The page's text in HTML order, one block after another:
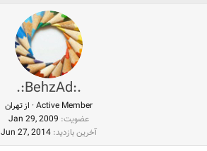
.:BehzAd:.
Active Member
· ازتهران
عضویت Jan 29, 2009
آخرین بازدید Jun 27, 2014